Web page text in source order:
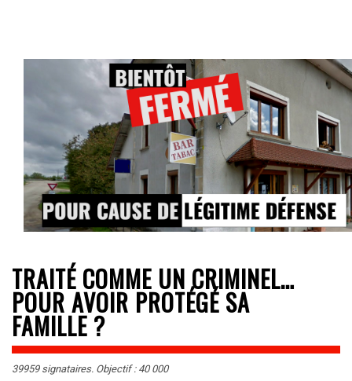
TRAITÉ COMME UN CRIMINEL…
POUR AVOIR PROTÉGÉ SA
FAMILLE ?
39959 signataires. Objectif : 40 000